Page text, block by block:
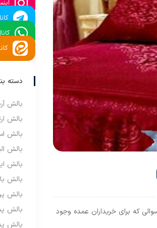
که برای خریداران عمده وجود
دسته
بالش
بالش
بالش
بالش
بالش
بالش
بالش
بالش
بالش